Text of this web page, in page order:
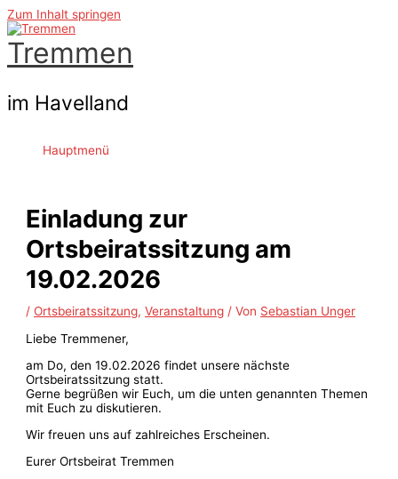
Zum Inhalt springen
Tremmen
im Havelland
Hauptmenü
Einladung zur
Ortsbeiratssitzung am
19.02.2026
/Ortsbeiratssitzung,Veranstaltung / Von Sebastian Unger
Liebe Tremmener,
am Do, den 19.02.2026 findet unsere nächste
Ortsbeiratssitzung statt.
Gerne begrüßen wir Euch, um die unten genannten Themen
mit Euch zu diskutieren.
Wir freuen uns auf zahlreiches Erscheinen.
Eurer Ortsbeirat Tremmen